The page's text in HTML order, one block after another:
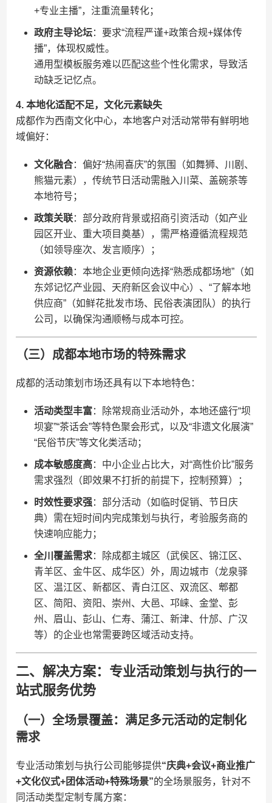
+专业主播”，注重流量转化；
​政府主导论坛​​：要求“流程严谨+政策合规+媒体传
播”，体现权威性。
通用型模板服务难以匹配这些个性化需求，导致活
动缺乏记忆点。
​4. 本地化适配不足，文化元素缺失​
成都作为西南文化中心，本地客户对活动常带有鲜明地
域偏好：
​文化融合​​：偏好“热闹喜庆”的氛围（如舞狮、川剧、
熊猫元素），传统节日活动需融入川菜、盖碗茶等
本地符号；
​政策关联​​：部分政府背景或招商引资活动（如产业
园区开业、重大项目奠基），需严格遵循流程规范
（如领导座次、发言顺序）；
​资源依赖​​：本地企业更倾向选择“熟悉成都场地”（如
东郊记忆产业园、天府新区会议中心）、“了解本地
供应商”（如鲜花批发市场、民俗表演团队）的执行
公司，以确保沟通顺畅与成本可控。
（三）成都本地市场的特殊需求
成都的活动策划市场还具有以下本地特色：
​活动类型丰富​​：除常规商业活动外，本地还盛行“坝
坝宴”“茶话会”等特色聚会形式，以及“非遗文化展演”
“民俗节庆”等文化类活动；
​成本敏感度高​​：中小企业占比大，对“高性价比”服务
需求强烈（即效果不打折的前提下，控制预算）；
​时效性要求强​​：部分活动（如临时促销、节日庆
典）需在短时间内完成策划与执行，考验服务商的
快速响应能力；
​全川覆盖需求​​：除成都主城区（武侯区、锦江区、
青羊区、金牛区、成华区）外，周边城市（龙泉驿
区、温江区、新都区、青白江区、双流区、郫都
区、简阳、资阳、崇州、大邑、邛崃、金堂、彭
州、眉山、彭山、仁寿、蒲江、新津、什邡、广汉
等）的企业也常需要跨区域活动支持。
二、解决方案：专业活动策划与执行的一
站式服务优势
（一）全场景覆盖：满足多元活动的定制化
需求
专业活动策划与执行公司能够提供​​“庆典+会议+商业推广
+文化仪式+团体活动+特殊场景”​​的全场景服务，针对不
同活动类型定制专属方案：